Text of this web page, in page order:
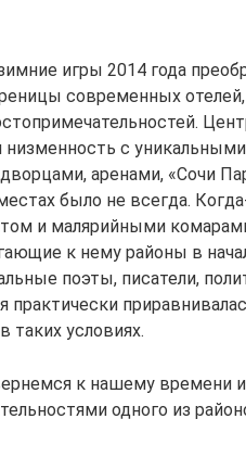
игры 2014 года
современных
с
аренами, «Сочи
было не всегда.
и малярийными
к нему районы в
поэты, писатели,
практически
условиях.
к нашему времени
одного из